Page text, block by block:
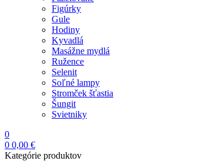
Figúrky
Gule
Hodiny
Kyvadlá
Masážne mydlá
Ružence
Selenit
Soľné lampy
Stromček šťastia
Šungit
Svietniky
0
0 0,00 €
Kategórie produktov